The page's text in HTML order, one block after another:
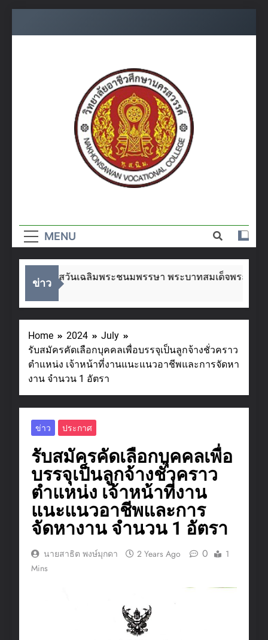
อาชีวศึกษา
นครสวรรค์
MENU
ข่าว
องในโอกาสวันเฉลิมพระชนมพรรษา พระบาทสมเด็จพระเจ้า
Home 2024
July
รับสมัครคัดเลือกบุคคลเพื่อบรรจุเป็นลูกจ้างชั่วคราว
ตำแหน่ง เจ้าหน้าที่งานแนะแนวอาชีพและการจัดหา
งาน จำนวน 1 อัตรา
ข่าว ประกาศ
รับสมัครคัดเลือกบุคคลเพื่อ
บรรจุเป็นลูกจ้างชั่วคราว
ตำแหน่ง เจ้าหน้าที่งาน
แนะแนวอาชีพและการ
จัดหางาน จำนวน 1 อัตรา
นายสาธิต พงษ์มุกดา 2 Years Ago 0
1
Mins